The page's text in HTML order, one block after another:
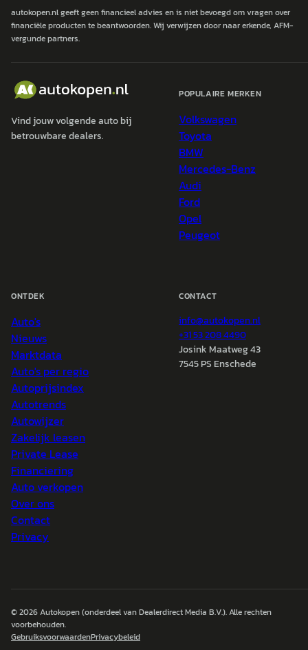
autokopen.nl geeft geen financieel advies en is niet bevoegd om vragen over
financiële producten te beantwoorden. Wij verwijzen door naar erkende, AFM-
vergunde partners.
Vind jouw volgende auto bij
betrouwbare dealers.
POPULAIRE MERKEN
Volkswagen
Toyota
BMW
Mercedes-Benz
Audi
Ford
Opel
Peugeot
ONTDEK
Auto's
Nieuws
Marktdata
Auto's per regio
Autoprijsindex
Autotrends
Autowijzer
Zakelijk leasen
Private Lease
Financiering
Auto verkopen
Over ons
Contact
Privacy
CONTACT
info@autokopen.nl
+31 53 208 4490
Josink Maatweg 43
7545 PS Enschede
© 2026Autokopen(onderdeel van Dealerdirect Media B.V.). Alle rechten
voorbehouden.
GebruiksvoorwaardenPrivacybeleid